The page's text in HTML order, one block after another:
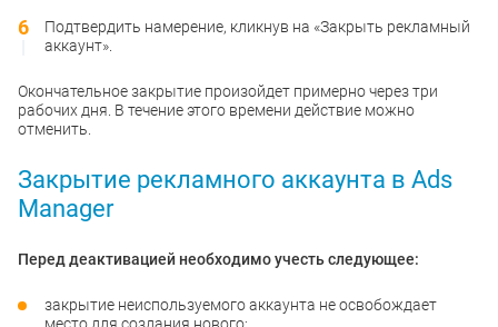
Подтвердить намерение, кликнув на «Закрыть рекламный
аккаунт».
Окончательное закрытие произойдет примерно через три
рабочих дня. В течение этого времени действие можно
отменить.
Закрытие рекламного аккаунта в Ads
Manager
Перед деактивацией необходимо учесть следующее:
закрытие неиспользуемого аккаунта не освобождает